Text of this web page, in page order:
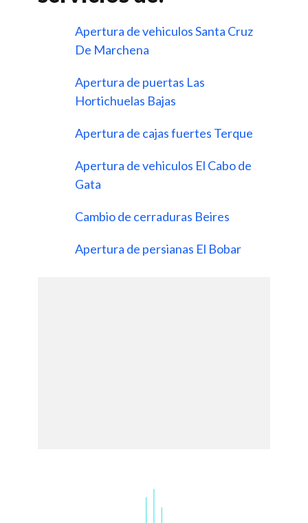
Apertura de vehiculos Santa Cruz
De Marchena
Apertura de puertas Las
Hortichuelas Bajas
Apertura de cajas fuertes Terque
Apertura de vehiculos El Cabo de
Gata
Cambio de cerraduras Beires
Apertura de persianas El Bobar